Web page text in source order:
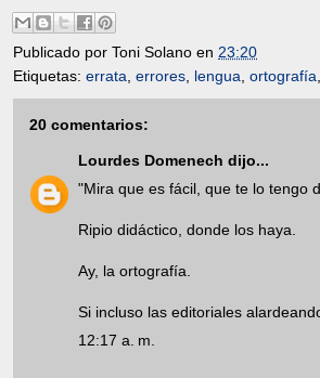
Publicado por Toni Solano en 23:20
Etiquetas: errata errores lengua ortografía
20 comentarios:
Lourdes Domenech dijo...
"Mira que es fácil, que te lo tengo
Ripio didáctico, donde los haya.
Ay, la ortografía.
Si incluso las editoriales
12:17 a. m.